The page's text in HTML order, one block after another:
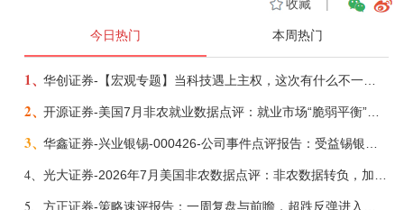
收藏|
今日热门 本周热门
1、 华创证券-【宏观专题】当科技遇上主权，这次有什么不一样？——海外科技思辨系列五-260808
2、 开源证券-美国7月非农就业数据点评：就业市场“脆弱平衡”，美联储加息动力并不高-260808
3、
4、
5、